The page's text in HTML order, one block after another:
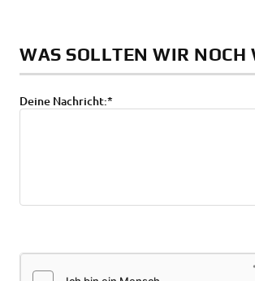
WAS SOLLTEN WIR NOCH
Deine Nachricht:*